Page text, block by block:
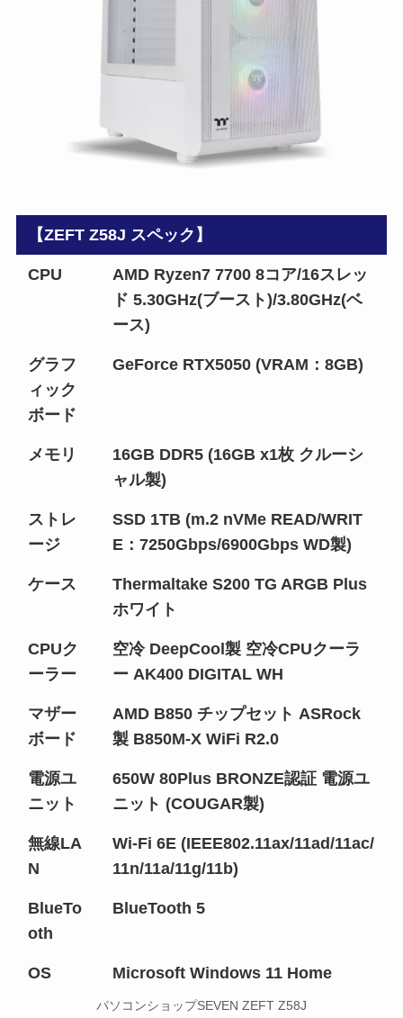
【ZEFT Z58J スペック】
CPU
AMD Ryzen7 7700 8コア/16スレッ
ド 5.30GHz(ブースト)/3.80GHz(ベ
ース)
グラフ
ィック
ボード
GeForce RTX5050 (VRAM：8GB)
メモリ
16GB DDR5 (16GB x1枚 クルーシ
ャル製)
ストレ
ージ
SSD 1TB (m.2 nVMe READ/WRIT
E：7250Gbps/6900Gbps WD製)
ケース
Thermaltake S200 TG ARGB Plus
ホワイト
CPUク
ーラー
空冷 DeepCool製 空冷CPUクーラ
ー AK400 DIGITAL WH
マザー
ボード
AMD B850 チップセット ASRock
製 B850M-X WiFi R2.0
電源ユ
ニット
650W 80Plus BRONZE認証 電源ユ
ニット (COUGAR製)
無線LA
N
Wi-Fi 6E (IEEE802.11ax/11ad/11ac/
11n/11a/11g/11b)
BlueTo
oth
BlueTooth 5
OS Microsoft Windows 11 Home
パソコンショップSEVEN ZEFT Z58J